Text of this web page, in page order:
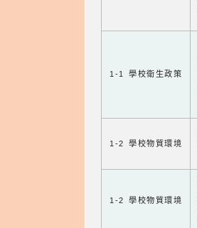
1-1 學校衛生政策
1-2 學校物質環境
1-2 學校物質環境